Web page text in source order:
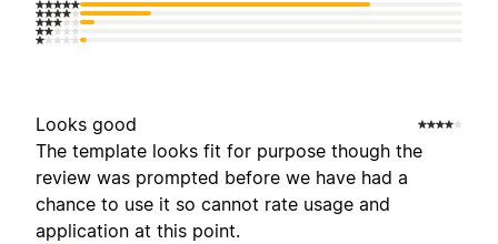
Looks good
The template looks fit for purpose though the
review was prompted before we have had a
chance to use it so cannot rate usage and
application at this point.